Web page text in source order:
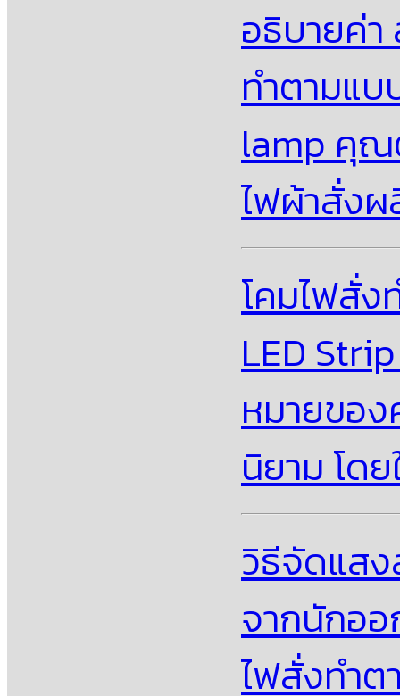
อธิบายค่า
ทำตามแ
lamp คุณ
ไฟผ้าสั่ง
โคมไฟสั่ง
LED
หมายของ
นิยาม โด
วิธีจัดแส
จากนักออ
ไฟสั่งทำ